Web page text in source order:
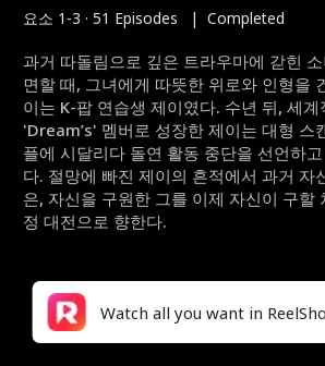
요소 1-3 · 51 Episodes | Completed
과거 따돌림으로 깊은 트라우마에 갇힌
면할 때, 그녀에게 따뜻한 위로와 인형을
이는 K-팝 연습생 제이였다. 수년 뒤, 세계
'Dream’s' 멤버로 성장한 제이는 대형 스
플에 시달리다 돌연 활동 중단을 선언하
다. 절망에 빠진 제이의 흔적에서 과거 자
은, 자신을 구원한 그를 이제 자신이 구할
정 대전으로 향한다.
Watch all you want in